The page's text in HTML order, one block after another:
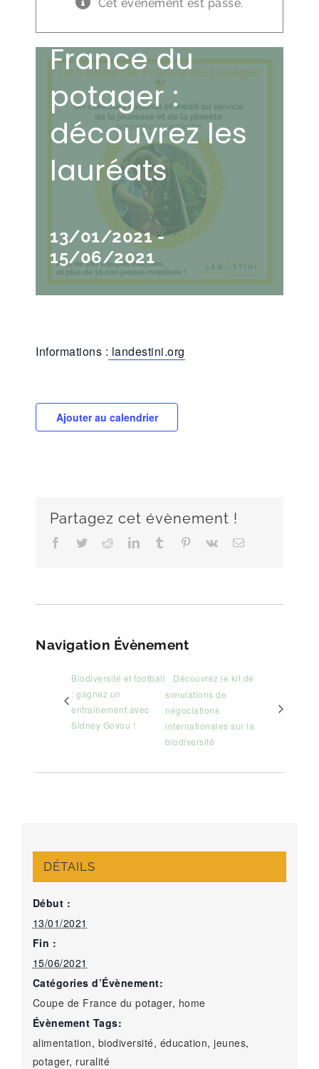
Cet évènement est passé.
La coupe de
France du
potager :
découvrez les
lauréats
13/01/2021-
15/06/2021
Informations : landestini.org
Ajouter au calendrier
Partagez cet évènement !
Facebook
TwitterRedditLinkedInTumblr Pinterest
Vk Email
Navigation Évènement
Biodiversité et football
: gagnez un
entrainement avec
Sidney Govou !
Découvrez le kit de
simulations de
négociations
internationales sur la
biodiversité
DÉTAILS
Début :
13/01/2021
Fin :
15/06/2021
Catégories d’Évènement:
Coupe de France du potager, home
Évènement Tags:
alimentation, biodiversité, éducation,jeunes,
potager, ruralité